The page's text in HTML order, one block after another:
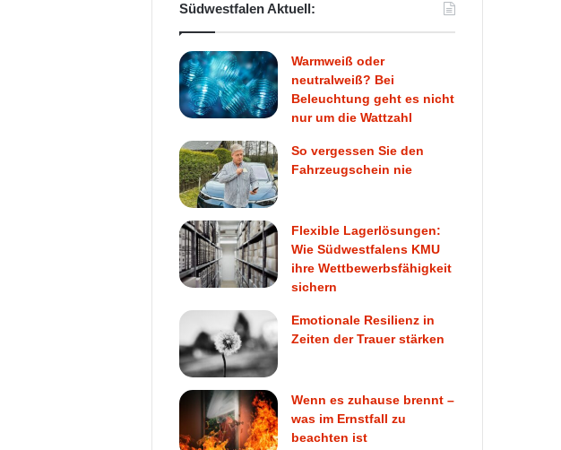
Südwestfalen Aktuell:
Warmweiß oder
neutralweiß? Bei
Beleuchtung geht es nicht
nur um die Wattzahl
So vergessen Sie den
Fahrzeugschein nie
Flexible Lagerlösungen:
Wie Südwestfalens KMU
ihre Wettbewerbsfähigkeit
sichern
Emotionale Resilienz in
Zeiten der Trauer stärken
Wenn es zuhause brennt –
was im Ernstfall zu
beachten ist